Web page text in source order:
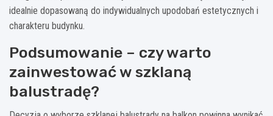
idealnie dopasowaną do indywidualnych upodobań estetycznych i
charakteru budynku.
Podsumowanie – czy warto
zainwestować w szklaną
balustradę?